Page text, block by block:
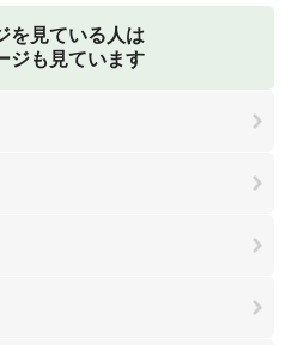
を見ている人は
ジも見ています